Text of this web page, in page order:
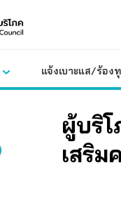
แจ้งเบาะแส/ร้อง
ผู้บริ
เสริ